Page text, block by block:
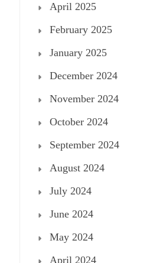
April 2025
February 2025
January 2025
December 2024
November 2024
October 2024
September 2024
August 2024
July 2024
June 2024
May 2024
April 2024